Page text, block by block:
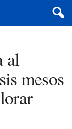
al
mesos